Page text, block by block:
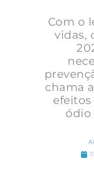
Com o
vidas,
chama